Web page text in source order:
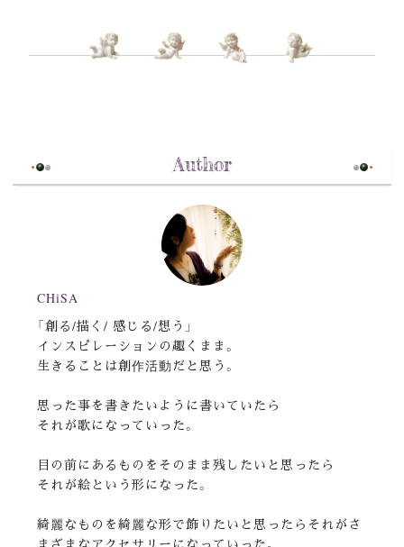
Author
CHiSA
「創る/描く/ 感じる/想う」
インスピレーションの趣くまま。
生きることは創作活動だと思う。
思った事を書きたいように書いていたら
それが歌になっていった。
目の前にあるものをそのまま残したいと思ったら
それが絵という形になった。
綺麗なものを綺麗な形で飾りたいと思ったらそれがさ